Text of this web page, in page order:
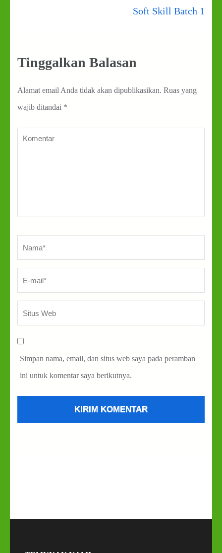
Soft Skill Batch 1
Tinggalkan Balasan
Alamat email Anda tidak akan dipublikasikan. Ruas yang
wajib ditandai *
Komentar
Simpan nama, email, dan situs web saya pada peramban
ini untuk komentar saya berikutnya.